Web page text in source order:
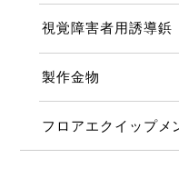
視覚障害者用誘導鋲
製作金物
フロアエクイップメ